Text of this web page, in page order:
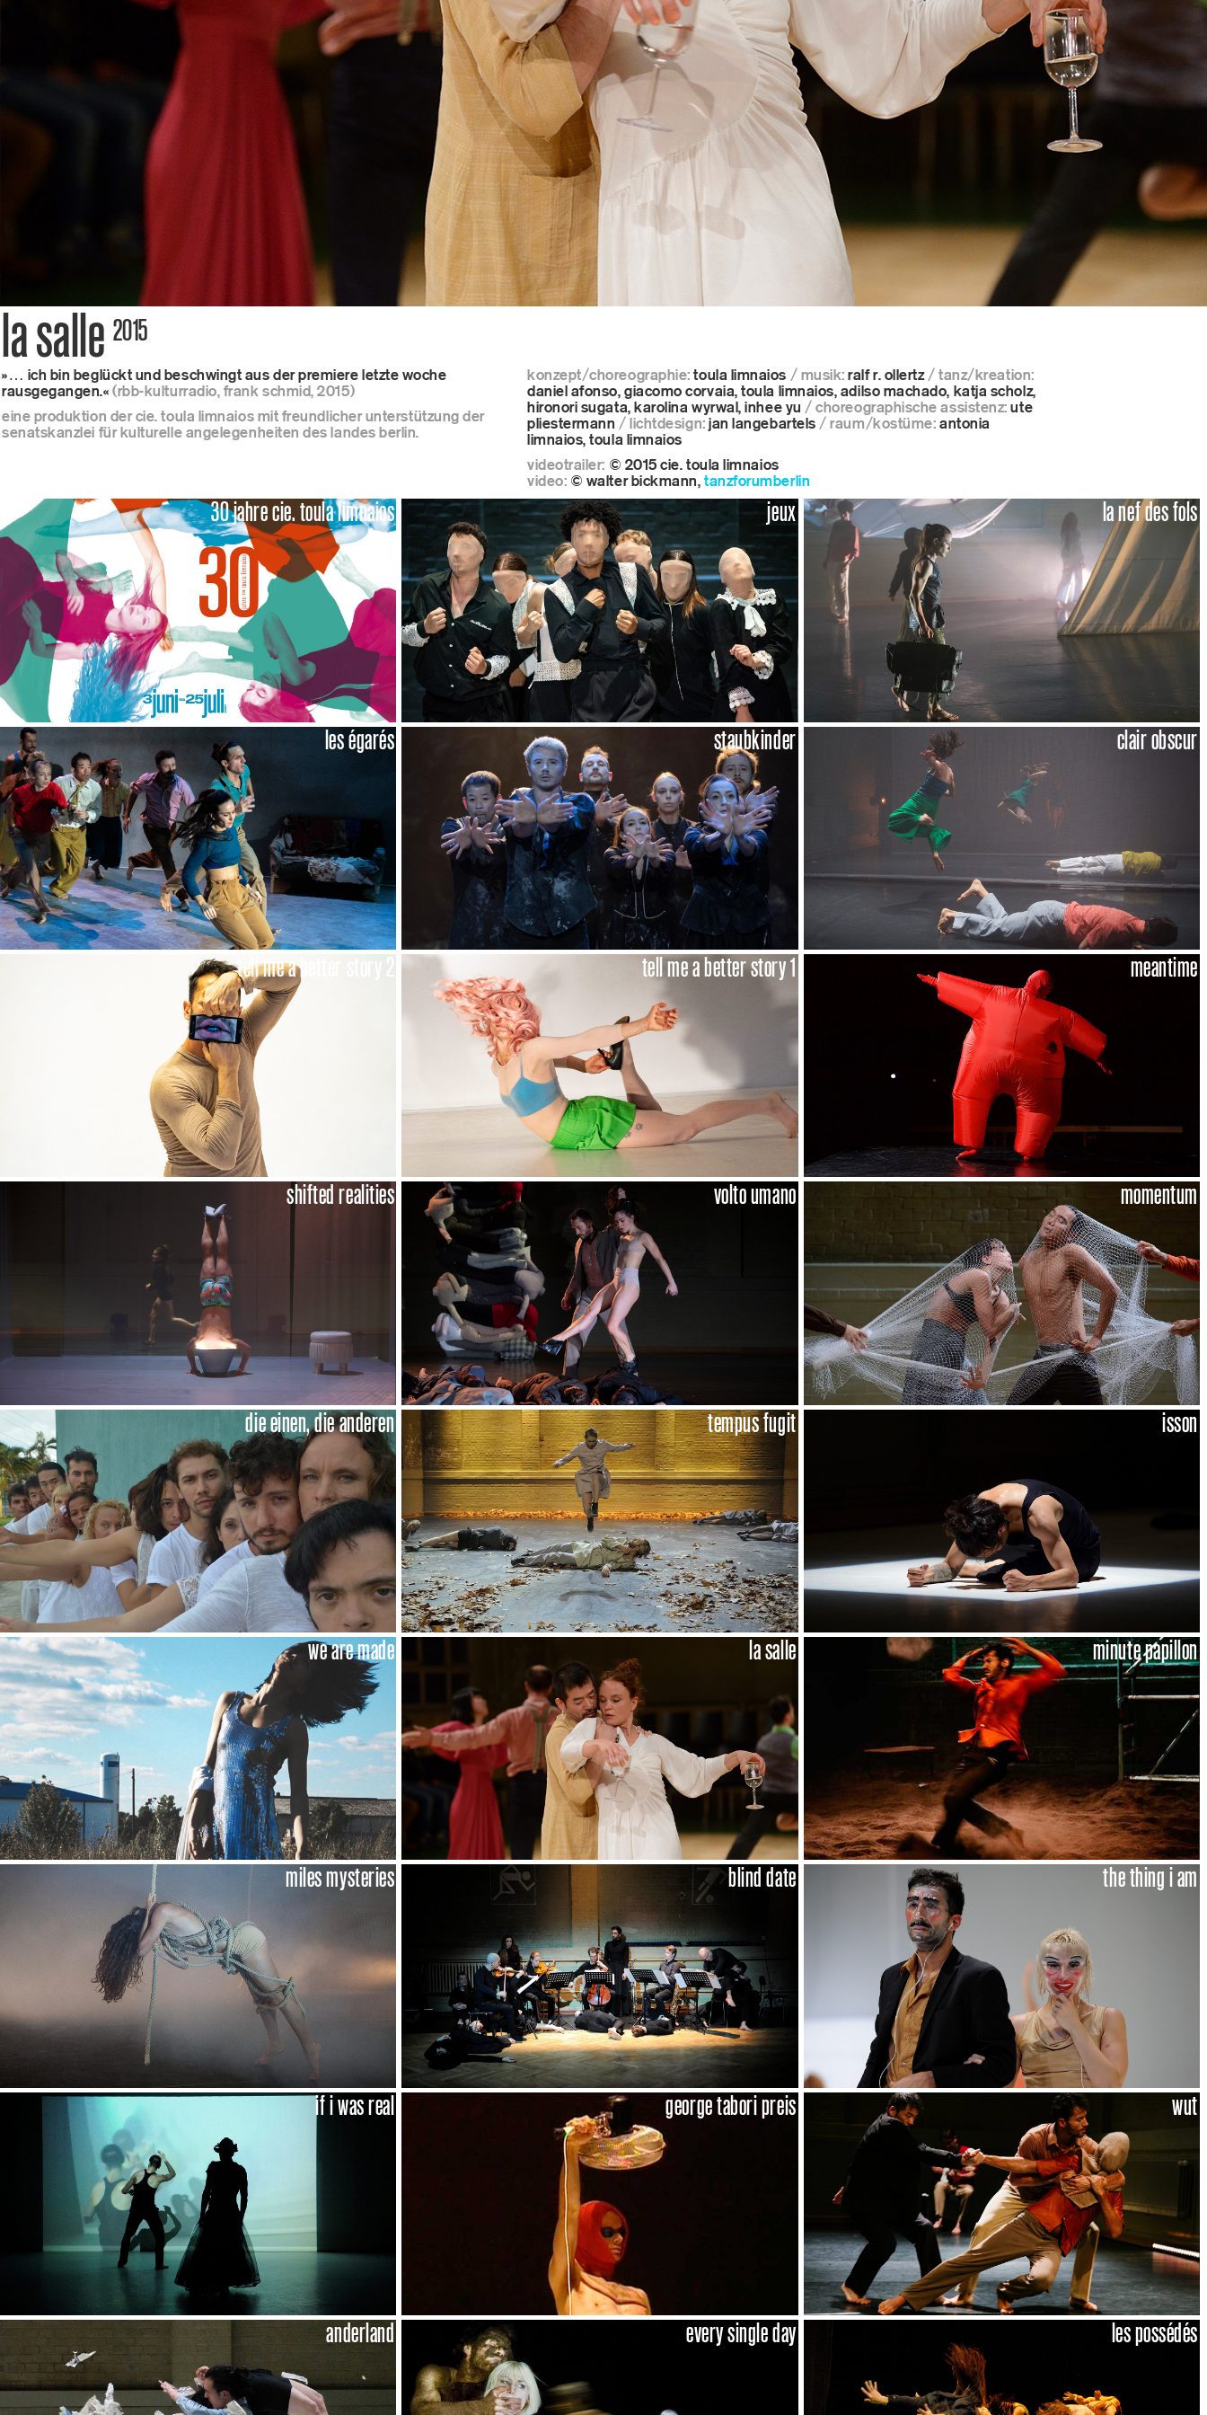
tickets
menschen
online programm
fanshop
Video
la salle 2015
»… ich bin beglückt und beschwingt aus der premiere letzte woche
rausgegangen.« (rbb-kulturradio, frank schmid, 2015)
eine produktion der cie. toula limnaios mit freundlicher unterstützung der
senatskanzlei für kulturelle angelegenheiten des landes berlin.
konzept/choreographie: toula limnaios / musik: ralf r. ollertz/ tanz/kreation:
daniel afonso, giacomo corvaia, toula limnaios, adilso machado, katja scholz,
hironori sugata, karolina wyrwal, inhee yu / choreographische assistenz: ute
pliestermann / lichtdesign: jan langebartels / raum/kostüme: antonia
limnaios, toula limnaios
videotrailer: © 2015 cie. toula limnaios
video: © walter bickmann, tanzforumberlin
30 jahre cie. toula limnaios jeux la nef des fols
les égarés staubkinder clair obscur
tell me a better story 2 tell me a better story 1 meantime
shifted realities volto umano momentum
die einen, die anderen tempus fugit isson
we are made la salle minute papillon
miles mysteries blind date the thing i am
if i was real george tabori preis wut
anderland every single day les possédés